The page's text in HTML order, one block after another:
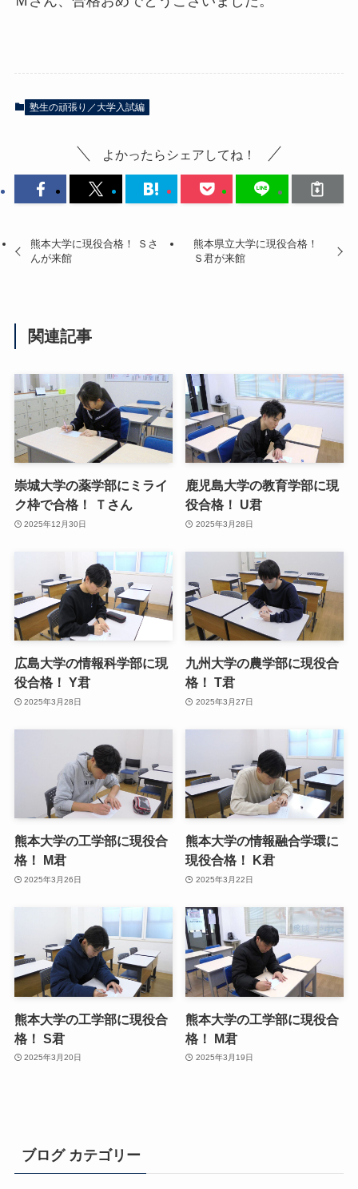
塾生の頑張り／大学入試編
よかったらシェアしてね！
熊本大学に現役合格！ Ｓさ
んが来館
熊本県立大学に現役合格！
Ｓ君が来館
関連記事
崇城大学の薬学部にミライ
ク枠で合格！ Ｔさん
2025年12月30日
鹿児島大学の教育学部に現
役合格！ U君
2025年3月28日
広島大学の情報科学部に現
役合格！ Y君
2025年3月28日
九州大学の農学部に現役合
格！ T君
2025年3月27日
熊本大学の工学部に現役合
格！ M君
2025年3月26日
熊本大学の情報融合学環に
現役合格！ K君
2025年3月22日
熊本大学の工学部に現役合
格！ S君
2025年3月20日
熊本大学の工学部に現役合
格！ M君
2025年3月19日
ブログ カテゴリー